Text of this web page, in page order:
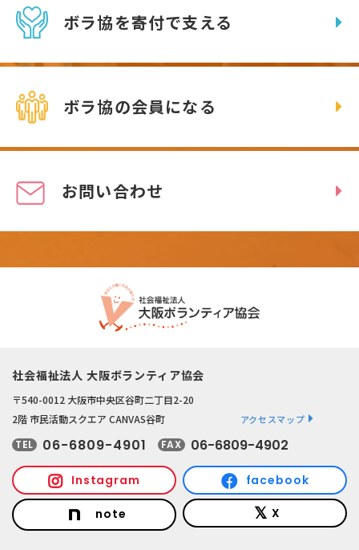
ボラ協を寄付で支える
ボラ協の会員になる
お問い合わせ
社会福祉法人 大阪ボランティア協会
〒540-0012 大阪市中央区谷町二丁目2-20
2階 市民活動スクエア CANVAS谷町
アクセスマップ
TEL 06-6809-4901 FAX 06-6809-4902
Instagram facebook
note X